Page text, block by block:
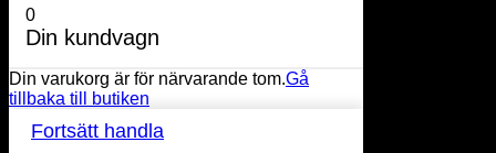
0
Din kundvagn
Din varukorg är för närvarande tom.Gå
tillbaka till butiken
Fortsätt handla